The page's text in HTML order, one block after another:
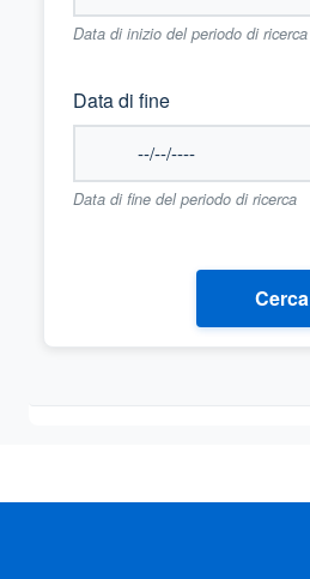
Data di inizio del periodo di ricerca
Data di fine
Data di fine del periodo di ricerca
Cerca